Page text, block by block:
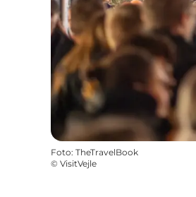
Foto: TheTravelBook
© VisitVejle